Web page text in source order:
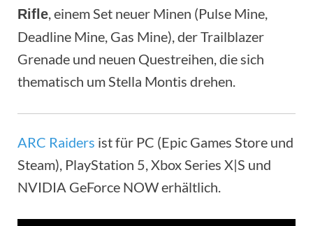
Rifle, einem Set neuer Minen (Pulse Mine,
Deadline Mine, Gas Mine), der Trailblazer
Grenade und neuen Questreihen, die sich
thematisch um Stella Montis drehen.
ARC Raiders ist für PC (Epic Games Store und
Steam), PlayStation 5, Xbox Series X|S und
NVIDIA GeForce NOW erhältlich.